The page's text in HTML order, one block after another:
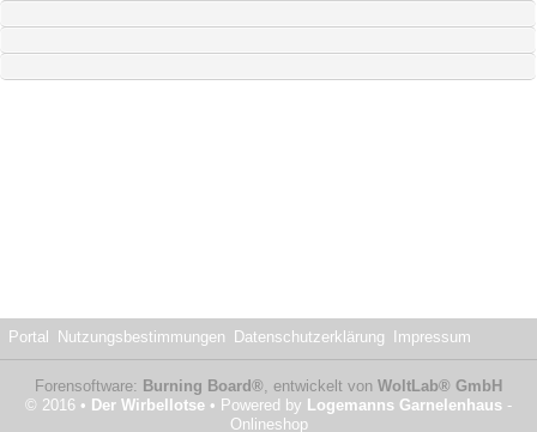
Portal Nutzungsbestimmungen Datenschutzerklärung Impressum
Forensoftware: Burning Board®, entwickelt von WoltLab® GmbH
© 2016 • Der Wirbellotse • Powered by Logemanns Garnelenhaus -
Onlineshop